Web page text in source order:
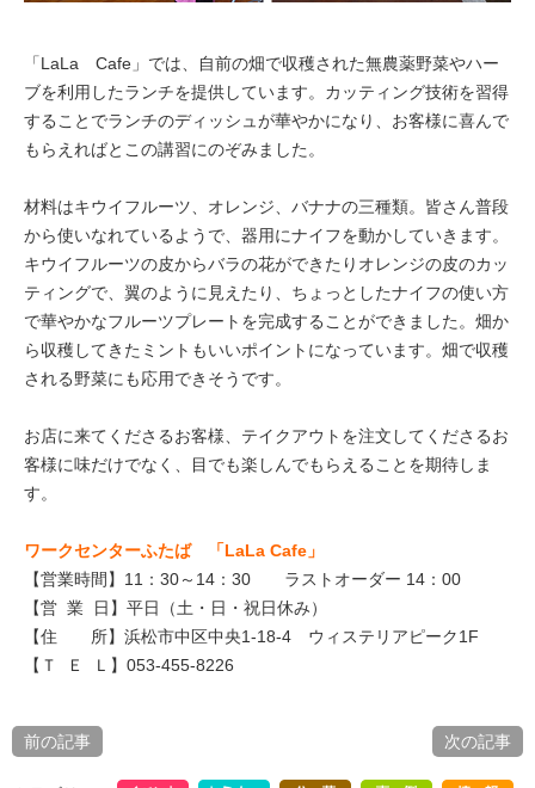
「LaLa Cafe」では、自前の畑で収穫された無農薬野菜やハー
ブを利用したランチを提供しています。カッティング技術を習得
することでランチのディッシュが華やかになり、お客様に喜んで
もらえればとこの講習にのぞみました。
材料はキウイフルーツ、オレンジ、バナナの三種類。皆さん普段
から使いなれているようで、器用にナイフを動かしていきます。
キウイフルーツの皮からバラの花ができたりオレンジの皮のカッ
ティングで、翼のように見えたり、ちょっとしたナイフの使い方
で華やかなフルーツプレートを完成することができました。畑か
ら収穫してきたミントもいいポイントになっています。畑で収穫
される野菜にも応用できそうです。
お店に来てくださるお客様、テイクアウトを注文してくださるお
客様に味だけでなく、目でも楽しんでもらえることを期待しま
す。
ワークセンターふたば 「LaLa Cafe」
【営業時間】11：30～14：30 ラストオーダー 14：00
【営 業 日】平日（土・日・祝日休み）
【住 所】浜松市中区中央1-18-4 ウィステリアピーク1F
【Ｔ Ｅ Ｌ】053-455-8226
前の記事 次の記事